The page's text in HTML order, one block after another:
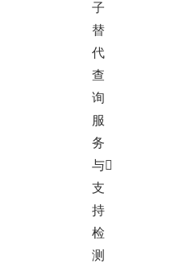
子
替
代
查
询
服
务
与
支
持
检
测